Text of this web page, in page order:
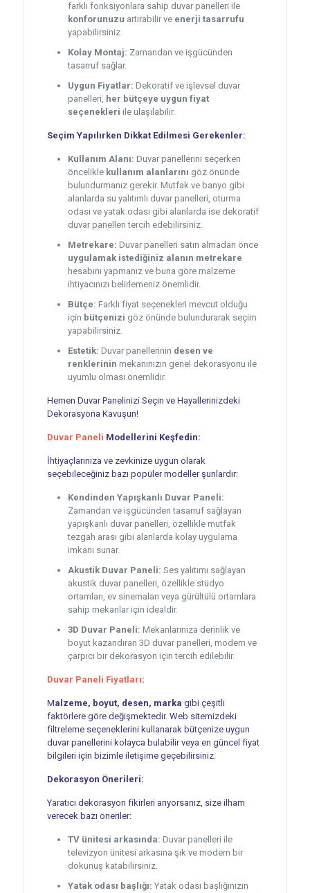
farklı fonksiyonlara sahip duvar panelleri ile
konforunuzu artırabilir ve enerji tasarrufu
yapabilirsiniz.
Kolay Montaj: Zamandan ve işgücünden
tasarruf sağlar.
Uygun Fiyatlar: Dekoratif ve işlevsel duvar
panelleri, her bütçeye uygun fiyat
seçenekleri ile ulaşılabilir.
Seçim Yapılırken Dikkat Edilmesi Gerekenler:
Kullanım Alanı: Duvar panellerini seçerken
öncelikle kullanım alanlarını göz önünde
bulundurmanız gerekir. Mutfak ve banyo gibi
alanlarda su yalıtımlı duvar panelleri, oturma
odası ve yatak odası gibi alanlarda ise dekoratif
duvar panelleri tercih edebilirsiniz.
Metrekare: Duvar panelleri satın almadan önce
uygulamak istediğiniz alanın metrekare
hesabını yapmanız ve buna göre malzeme
ihtiyacınızı belirlemeniz önemlidir.
Bütçe: Farklı fiyat seçenekleri mevcut olduğu
için bütçenizi göz önünde bulundurarak seçim
yapabilirsiniz.
Estetik: Duvar panellerinin desen ve
renklerinin mekanınızın genel dekorasyonu ile
uyumlu olması önemlidir.
Hemen Duvar Panelinizi Seçin ve Hayallerinizdeki
Dekorasyona Kavuşun!
Duvar Paneli Modellerini Keşfedin:
İhtiyaçlarınıza ve zevkinize uygun olarak
seçebileceğiniz bazı popüler modeller şunlardır:
Kendinden Yapışkanlı Duvar Paneli:
Zamandan ve işgücünden tasarruf sağlayan
yapışkanlı duvar panelleri, özellikle mutfak
tezgah arası gibi alanlarda kolay uygulama
imkanı sunar.
Akustik Duvar Paneli: Ses yalıtımı sağlayan
akustik duvar panelleri, özellikle stüdyo
ortamları, ev sinemaları veya gürültülü ortamlara
sahip mekanlar için idealdir.
3D Duvar Paneli: Mekanlarınıza derinlik ve
boyut kazandıran 3D duvar panelleri, modern ve
çarpıcı bir dekorasyon için tercih edilebilir.
Duvar Paneli Fiyatları:
Malzeme, boyut, desen, marka gibi çeşitli
faktörlere göre değişmektedir. Web sitemizdeki
filtreleme seçeneklerini kullanarak bütçenize uygun
duvar panellerini kolayca bulabilir veya en güncel fiyat
bilgileri için bizimle iletişime geçebilirsiniz.
Dekorasyon Önerileri:
Yaratıcı dekorasyon fikirleri arıyorsanız, size ilham
verecek bazı öneriler:
TV ünitesi arkasında: Duvar panelleri ile
televizyon ünitesi arkasına şık ve modern bir
dokunuş katabilirsiniz.
Yatak odası başlığı: Yatak odası başlığınızın